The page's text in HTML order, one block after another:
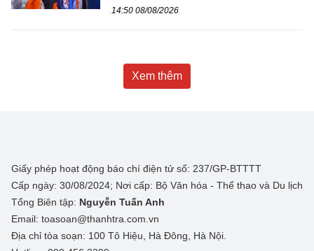
14:50 08/08/2026
Xem thêm
Giấy phép hoạt động báo chí điện tử số: 237/GP-BTTTT
Cấp ngày: 30/08/2024; Nơi cấp: Bộ Văn hóa - Thể thao và Du lịch
Tổng Biên tập: Nguyễn Tuấn Anh
Email: toasoan@thanhtra.com.vn
Địa chỉ tòa soạn: 100 Tô Hiệu, Hà Đông, Hà Nội.